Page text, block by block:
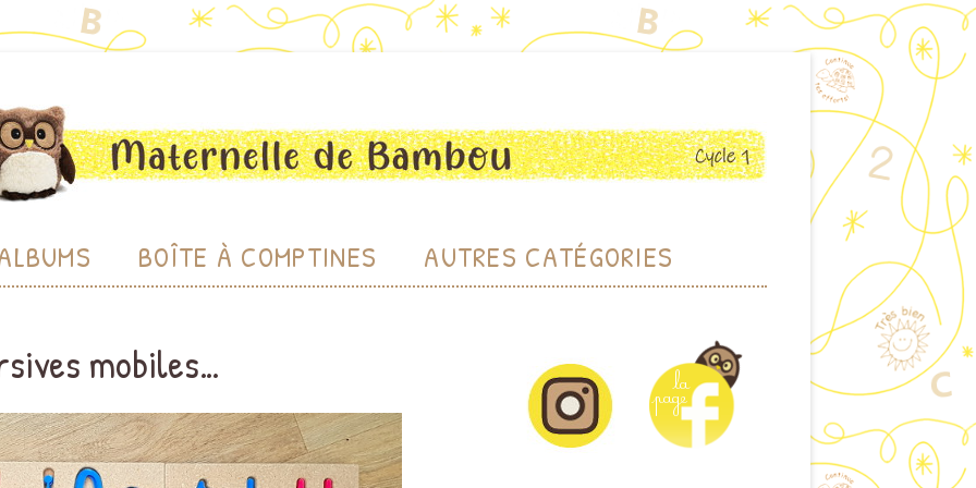
BOÎTE À COMPTINES AUTRES CATÉGORIES
LUDOTHÈQUE (JEUX)
BIBLIOTHÈQUE (ALBUMS)
mobiles…